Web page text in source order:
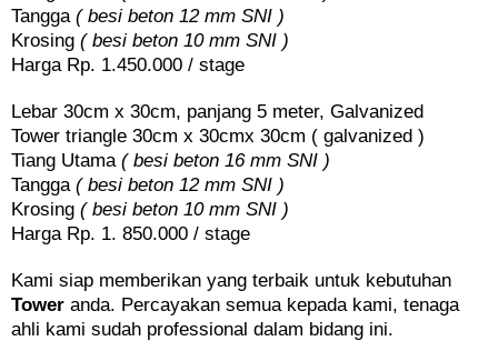
Tangga ( besi beton 12 mm SNI )
Krosing ( besi beton 10 mm SNI )
Harga Rp. 1.450.000 / stage
Lebar 30cm x 30cm, panjang 5 meter, Galvanized
Tower triangle 30cm x 30cmx 30cm ( galvanized )
Tiang Utama ( besi beton 16 mm SNI )
Tangga ( besi beton 12 mm SNI )
Krosing ( besi beton 10 mm SNI )
Harga Rp. 1. 850.000 / stage
Kami siap memberikan yang terbaik untuk kebutuhan
Tower anda. Percayakan semua kepada kami, tenaga
ahli kami sudah professional dalam bidang ini.